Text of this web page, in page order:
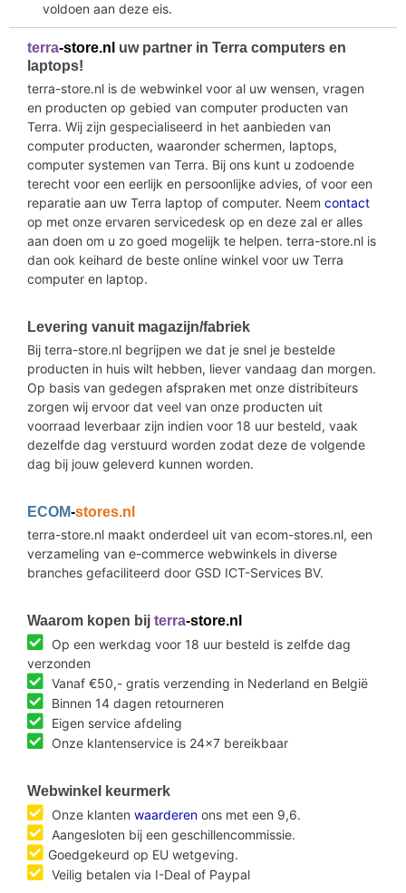
voldoen aan deze eis.
terra-store.nl uw partner in Terra computers en
laptops!
terra-store.nl is de webwinkel voor al uw wensen, vragen
en producten op gebied van computer producten van
Terra. Wij zijn gespecialiseerd in het aanbieden van
computer producten, waaronder schermen, laptops,
computer systemen van Terra. Bij ons kunt u zodoende
terecht voor een eerlijk en persoonlijke advies, of voor een
reparatie aan uw Terra laptop of computer. Neem contact
op met onze ervaren servicedesk op en deze zal er alles
aan doen om u zo goed mogelijk te helpen. terra-store.nl is
dan ook keihard de beste online winkel voor uw Terra
computer en laptop.
Levering vanuit magazijn/fabriek
Bij terra-store.nl begrijpen we dat je snel je bestelde
producten in huis wilt hebben, liever vandaag dan morgen.
Op basis van gedegen afspraken met onze distribiteurs
zorgen wij ervoor dat veel van onze producten uit
voorraad leverbaar zijn indien voor 18 uur besteld, vaak
dezelfde dag verstuurd worden zodat deze de volgende
dag bij jouw geleverd kunnen worden.
ECOM-stores.nl
terra-store.nl maakt onderdeel uit van ecom-stores.nl, een
verzameling van e-commerce webwinkels in diverse
branches gefaciliteerd door GSD ICT-Services BV.
Waarom kopen bij terra-store.nl
Op een werkdag voor 18 uur besteld is zelfde dag
verzonden
Vanaf €50,- gratis verzending in Nederland en België
Binnen 14 dagen retourneren
Eigen service afdeling
Onze klantenservice is 24x7 bereikbaar
Webwinkel keurmerk
Onze klanten waarderen ons met een 9,6.
Aangesloten bij een geschillencommissie.
Goedgekeurd op EU wetgeving.
Veilig betalen via I-Deal of Paypal